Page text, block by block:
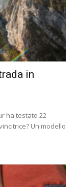
in
ha testato 22
Un modello